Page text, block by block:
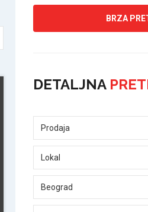
BRZA
DETALJNA
Prodaja
Lokal
Beograd